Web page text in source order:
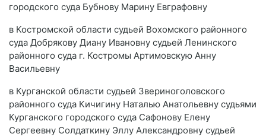
городского суда Бубнову Марину Евграфовну
в Костромской области судьей Вохомского районного
суда Добрякову Диану Ивановну судьей Ленинского
районного суда г. Костромы Артимовскую Анну
Васильевну
в Курганской области судьей Звериноголовского
районного суда Кичигину Наталью Анатольевну судьями
Курганского городского суда Сафонову Елену
Сергеевну Солдаткину Эллу Александровну судьей